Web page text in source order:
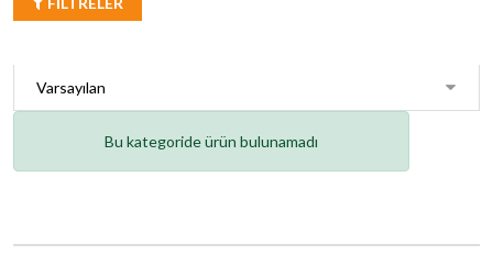
Bu kategoride ürün bulunamadı